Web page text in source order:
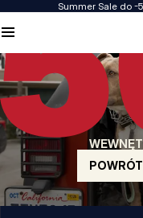
Summer Sale do -
JAKOŚĆ TO DLA
Naszą odzież
wytrzymałości,
US ORIGIN
Nasze korzenie
surowy, autentyczny i
MARKA Z
Nasze kolekcje
INFO